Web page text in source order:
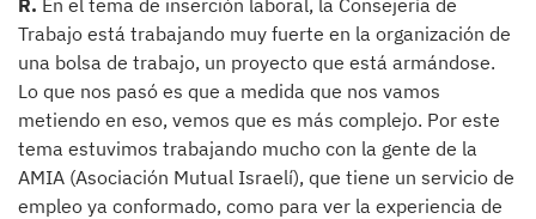
R. En el tema de inserción laboral, la Consejería de
Trabajo está trabajando muy fuerte en la organización de
una bolsa de trabajo, un proyecto que está armándose.
Lo que nos pasó es que a medida que nos vamos
metiendo en eso, vemos que es más complejo. Por este
tema estuvimos trabajando mucho con la gente de la
AMIA (Asociación Mutual Israelí), que tiene un servicio de
empleo ya conformado, como para ver la experiencia de